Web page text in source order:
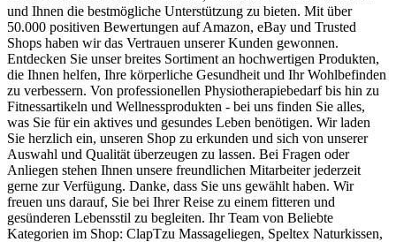
und Ihnen die bestmögliche Unterstützung zu bieten. Mit über
50.000 positiven Bewertungen auf Amazon, eBay und Trusted
Shops haben wir das Vertrauen unserer Kunden gewonnen.
Entdecken Sie unser breites Sortiment an hochwertigen Produkten,
die Ihnen helfen, Ihre körperliche Gesundheit und Ihr Wohlbefinden
zu verbessern. Von professionellen Physiotherapiebedarf bis hin zu
Fitnessartikeln und Wellnessprodukten - bei uns finden Sie alles,
was Sie für ein aktives und gesundes Leben benötigen. Wir laden
Sie herzlich ein, unseren Shop zu erkunden und sich von unserer
Auswahl und Qualität überzeugen zu lassen. Bei Fragen oder
Anliegen stehen Ihnen unsere freundlichen Mitarbeiter jederzeit
gerne zur Verfügung. Danke, dass Sie uns gewählt haben. Wir
freuen uns darauf, Sie bei Ihrer Reise zu einem fitteren und
gesünderen Lebensstil zu begleiten. Ihr Team von Beliebte
Kategorien im Shop: ClapTzu Massageliegen, Speltex Naturkissen,